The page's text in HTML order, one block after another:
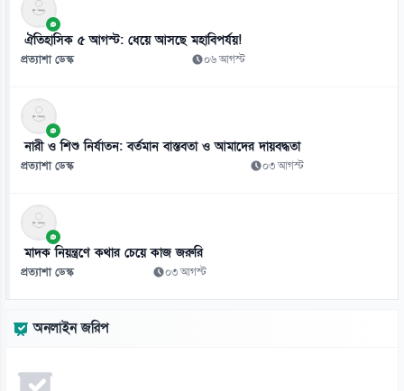
০৬ আগস্ট
১০
০৬ আগস্ট
১১
০৬ আগস্ট
১২
আলাউদ্দিন আলীর স্মরণে কন্যার ব্যতিক্রমী আয়োজনের ডাক
০৬ আগস্ট
০৬ আগস্ট
ঐতিহাসিক ৫ আগস্ট: ধেয়ে আসছে মহাবিপর্যয়!
প্রত্যাশা ডেস্ক ০৬ আগস্ট
নারী ও শিশু নির্যাতন: বর্তমান বাস্তবতা ও আমাদের দায়বদ্ধতা
প্রত্যাশা ডেস্ক ০৩ আগস্ট
মাদক নিয়ন্ত্রণে কথার চেয়ে কাজ জরুরি
প্রত্যাশা ডেস্ক ০৩ আগস্ট
অনলাইন জরিপ